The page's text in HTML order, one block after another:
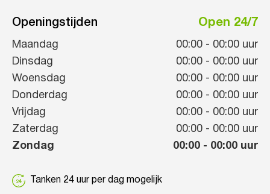
Openingstijden Open 24/7
Maandag 00:00 - 00:00 uur
Dinsdag
00:00 - 00:00 uur
Woensdag
00:00 - 00:00 uur
Donderdag
00:00 - 00:00 uur
Vrijdag
00:00 - 00:00 uur
Zaterdag
00:00 - 00:00 uur
Zondag
00:00 - 00:00 uur
Tanken 24 uur per dag mogelijk